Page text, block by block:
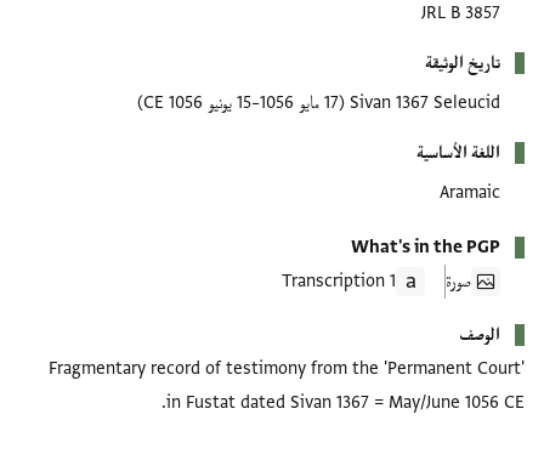
JRL B 3857
تاريخ الوثيقة
Sivan 1367 Seleucid (17 مايو 1056–15 يونيو 1056 CE)
اللغة الأساسية
Aramaic
What's in the PGP
صورة
1 Transcription
الوصف
Fragmentary record of testimony from the 'Permanent Court'
in Fustat dated Sivan 1367 = May/June 1056 CE.